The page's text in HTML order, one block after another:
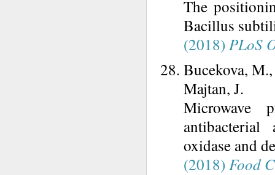
The
Bacillus
(2018)PLoS
Bucekova,
Majtan, J.
Microwave
oxidase and
(2018)Food